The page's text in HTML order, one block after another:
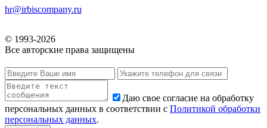
hr@irbiscompany.ru
© 1993-2026
Все авторские права защищены
Даю свое согласие на обработку
персональных данных в соответствии с Политикой обработки
персональных данных.